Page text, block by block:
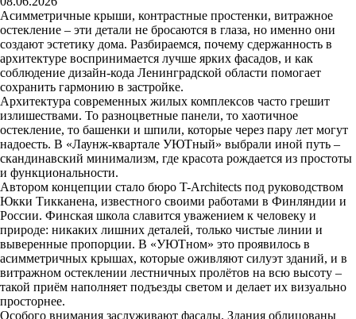
Асимметричные крыши, контрастные простенки, витражное
остекление – эти детали не бросаются в глаза, но именно они
создают эстетику дома. Разбираемся, почему сдержанность в
архитектуре воспринимается лучше ярких фасадов, и как
соблюдение дизайн-кода Ленинградской области помогает
сохранить гармонию в застройке.
Архитектура современных жилых комплексов часто грешит
излишествами. То разноцветные панели, то хаотичное
остекление, то башенки и шпили, которые через пару лет могут
надоесть. В «Лаунж-квартале УЮТный» выбрали иной путь –
скандинавский минимализм, где красота рождается из простоты
и функциональности.
Автором концепции стало бюро T-Architects под руководством
Юкки Тикканена, известного своими работами в Финляндии и
России. Финская школа славится уважением к человеку и
природе: никаких лишних деталей, только чистые линии и
выверенные пропорции. В «УЮТном» это проявилось в
асимметричных крышах, которые оживляют силуэт зданий, и в
витражном остеклении лестничных пролётов на всю высоту –
такой приём наполняет подъезды светом и делает их визуально
просторнее.
Особого внимания заслуживают фасады. Здания облицованы